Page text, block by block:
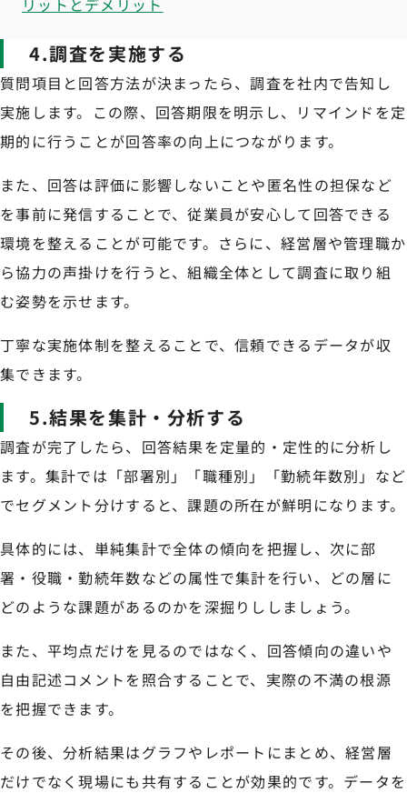
4.調査を実施する
質問項目と回答方法が決まったら、調査を社内で告知し
実施します。この際、回答期限を明示し、リマインドを定
期的に行うことが回答率の向上につながります。
また、回答は評価に影響しないことや匿名性の担保など
を事前に発信することで、従業員が安心して回答できる
環境を整えることが可能です。さらに、経営層や管理職か
ら協力の声掛けを行うと、組織全体として調査に取り組
む姿勢を示せます。
丁寧な実施体制を整えることで、信頼できるデータが収
集できます。
5.結果を集計・分析する
調査が完了したら、回答結果を定量的・定性的に分析し
ます。集計では「部署別」「職種別」「勤続年数別」など
でセグメント分けすると、課題の所在が鮮明になります。
具体的には、単純集計で全体の傾向を把握し、次に部
署・役職・勤続年数などの属性で集計を行い、どの層に
どのような課題があるのかを深掘りししましょう。
また、平均点だけを見るのではなく、回答傾向の違いや
自由記述コメントを照合することで、実際の不満の根源
を把握できます。
その後、分析結果はグラフやレポートにまとめ、経営層
だけでなく現場にも共有することが効果的です。データを